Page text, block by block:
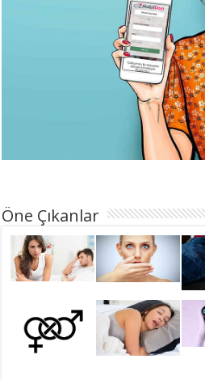
Öne Çıkanlar